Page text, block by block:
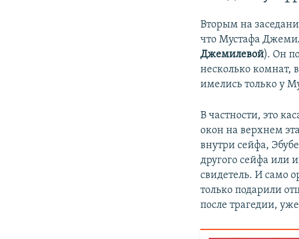
Вторым на
что Мустафа
Джемилевой). Он
несколько комнат,
имелись только у
В частности, это
окон на верхнем
внутри сейфа,
другого сейфа или
свидетель. И само
только подарили
после трагедии,